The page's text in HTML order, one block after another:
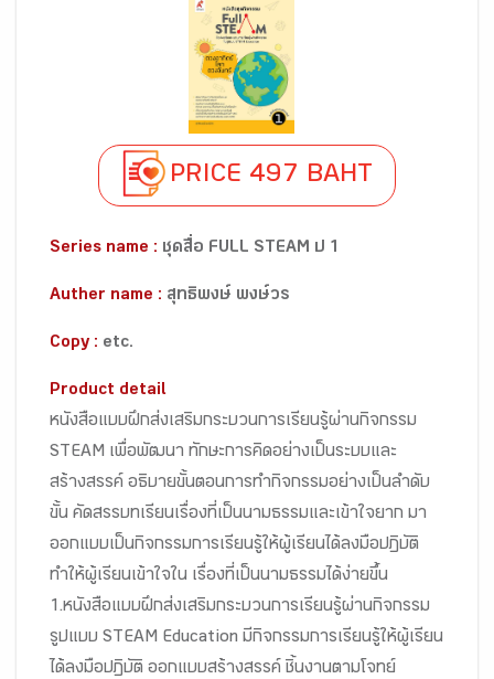
PRICE 497 BAHT
Series name : ชุดสื่อ FULL STEAM ป 1
Auther name : สุทธิพงษ์ พงษ์วร
Copy : etc.
Product detail
หนังสือแบบฝึกส่งเสริมกระบวนการเรียนรู้ผ่านกิจกรรม
STEAM เพื่อพัฒนา ทักษะการคิดอย่างเป็นระบบและ
สร้างสรรค์ อธิบายขั้นตอนการทำกิจกรรมอย่างเป็นลำดับ
ขั้น คัดสรรบทเรียนเรื่องที่เป็นนามธรรมและเข้าใจยาก มา
ออกแบบเป็นกิจกรรมการเรียนรู้ให้ผู้เรียนได้ลงมือปฏิบัติ
ทำให้ผู้เรียนเข้าใจใน เรื่องที่เป็นนามธรรมได้ง่ายขึ้น
1.หนังสือแบบฝึกส่งเสริมกระบวนการเรียนรู้ผ่านกิจกรรม
รูปแบบ STEAM Education มีกิจกรรมการเรียนรู้ให้ผู้เรียน
ได้ลงมือปฏิบัติ ออกแบบสร้างสรรค์ ชิ้นงานตามโจทย์